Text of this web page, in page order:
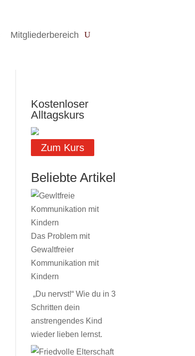
Mitgliederbereich
Kostenloser
Alltagskurs
Zum Kurs
Beliebte Artikel
Das Problem mit
Gewaltfreier
Kommunikation mit
Kindern
„Du nervst!“ Wie du in 3
Schritten dein
anstrengendes Kind
wieder lieben lernst.